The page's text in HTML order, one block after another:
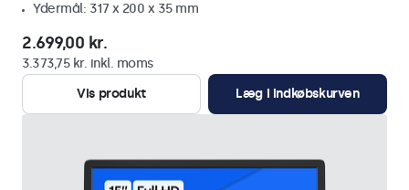
Ydermål: 317 x 200 x 35 mm
2.699,00 kr.
3.373,75 kr. inkl. moms
Vis produkt
Læg i indkøbskurven